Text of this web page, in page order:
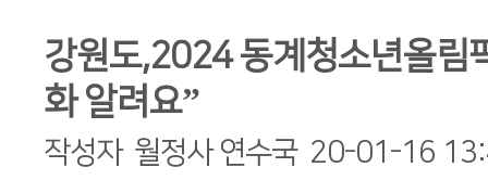
강원도,2024 동계청소년올림
화 알려요”
작성자 월정사 연수국 20-01-16